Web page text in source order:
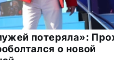
потеряла»:
о новой